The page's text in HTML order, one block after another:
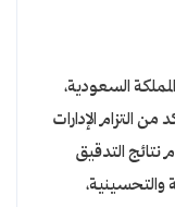
السعودية،
التزام الإدارات
نتائج التدقيق